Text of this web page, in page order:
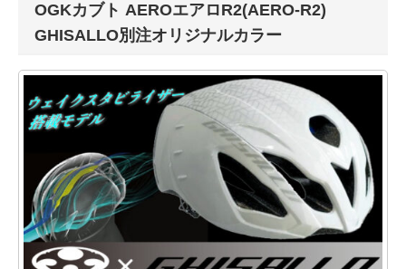
OGKカブト AEROエアロR2(AERO-R2)
GHISALLO別注オリジナルカラー